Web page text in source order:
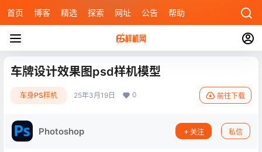
首页 博客 精选 探索 网址 公告 帮助
车牌设计效果图psd样机模型
车身PS样机 25年3月19日 0 前往下载
Photoshop 关注 私信